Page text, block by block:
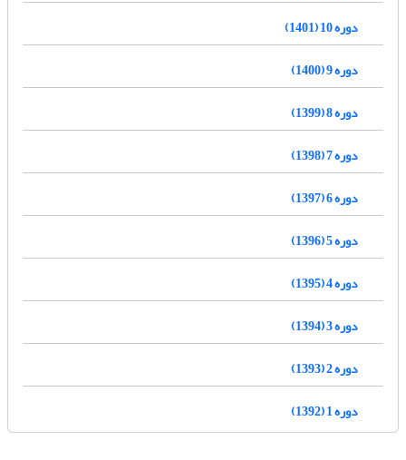
دوره 10 (1401)
دوره 9 (1400)
دوره 8 (1399)
دوره 7 (1398)
دوره 6 (1397)
دوره 5 (1396)
دوره 4 (1395)
دوره 3 (1394)
دوره 2 (1393)
دوره 1 (1392)